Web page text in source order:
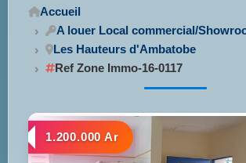
Accueil
A louer Local commercial/
Les Hauteurs d'Ambatobe
Ref Zone Immo-16-0117
1.200.000 Ar